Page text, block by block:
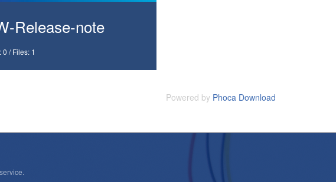
Release-note
0 /Files: 1
Powered by Phoca Download